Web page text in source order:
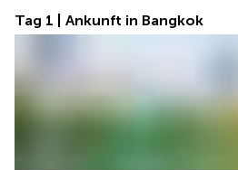
Tag 1 | Ankunft in Bangkok